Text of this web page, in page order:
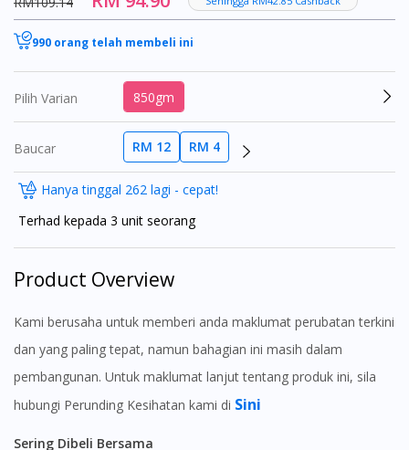
990 orang telah membeli ini
Pilih Varian 850gm
Baucar RM 12 RM 4
Hanya tinggal 262 lagi - cepat!
Terhad kepada 3 unit seorang
Product Overview
Kami berusaha untuk memberi anda maklumat perubatan terkini
dan yang paling tepat, namun bahagian ini masih dalam
pembangunan. Untuk maklumat lanjut tentang produk ini, sila
hubungi Perunding Kesihatan kami di Sini
Sering Dibeli Bersama